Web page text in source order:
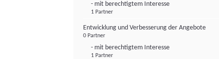
- mit berechtigtem Interesse
1 Partner
Entwicklung und Verbesserung der Angebote
0 Partner
- mit berechtigtem Interesse
1 Partner